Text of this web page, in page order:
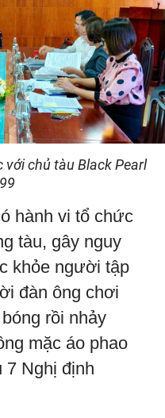
với chủ tàu Black Pearl
hành vi tổ chức
tàu, gây nguy
khỏe người tập
đàn ông chơi
rồi nhảy
mặc áo phao
7 Nghị định